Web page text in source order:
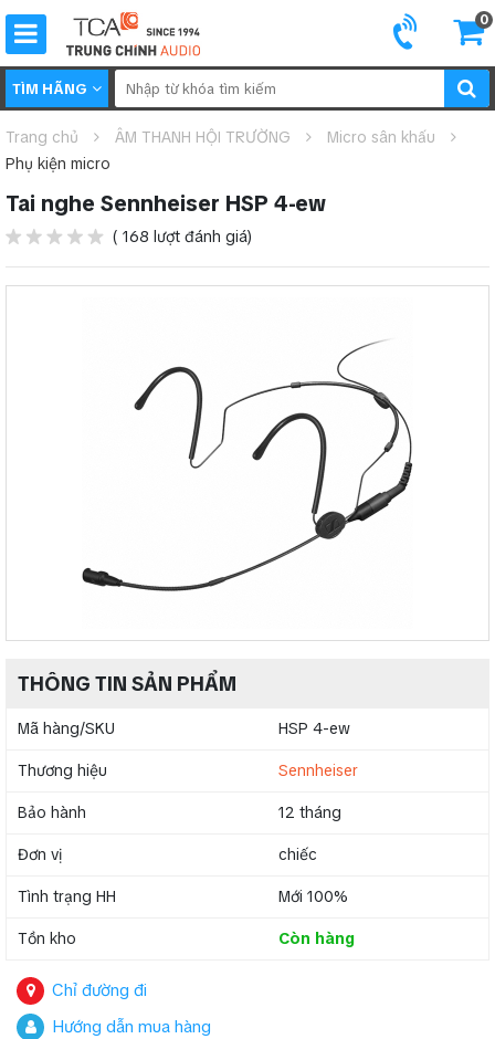
0
TÌM HÃNG
Trang chủ ÂM THANH HỘI TRƯỜNG
Micro sân khấu
Phụ kiện micro
Tai nghe Sennheiser HSP 4-ew
( 168 lượt đánh giá)
THÔNG TIN SẢN PHẨM
Mã hàng/SKU HSP 4-ew
Thương hiệu Sennheiser
Bảo hành 12 tháng
Đơn vị chiếc
Tình trạng HH Mới 100%
Tồn kho Còn hàng
Chỉ đường đi
Hướng dẫn mua hàng